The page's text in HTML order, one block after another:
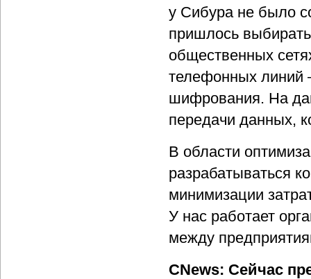
у Сибура не было
пришлось
общественных
телефонных линий
шифрования. На
передачи данных,
В области
разрабатываться
минимизации
У нас работает
между
CNews: Сейчас